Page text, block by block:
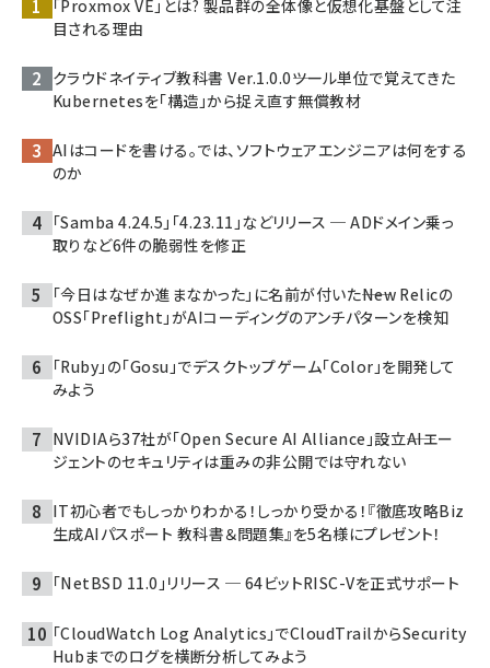
「Proxmox VE」とは? 製品群の全体像と仮想化基盤として注
目される理由
クラウドネイティブ教科書 Ver.1.0.0――ツール単位で覚えてきた
Kubernetesを「構造」から捉え直す無償教材
AIはコードを書ける。では、ソフトウェアエンジニアは何をする
のか
「Samba 4.24.5」「4.23.11」などリリース ─ ADドメイン乗っ
取りなど6件の脆弱性を修正
「今日はなぜか進まなかった」に名前が付いた――New Relicの
OSS「Preflight」がAIコーディングのアンチパターンを検知
「Ruby」の「Gosu」でデスクトップゲーム「Color」を開発して
みよう
NVIDIAら37社が「Open Secure AI Alliance」設立――AIエー
ジェントのセキュリティは重みの非公開では守れない
IT初心者でもしっかりわかる！しっかり受かる！『徹底攻略Biz
生成AIパスポート 教科書＆問題集』を5名様にプレゼント！
「NetBSD 11.0」リリース ─ 64ビットRISC-Vを正式サポート
「CloudWatch Log Analytics」でCloudTrailからSecurity
Hubまでのログを横断分析してみよう